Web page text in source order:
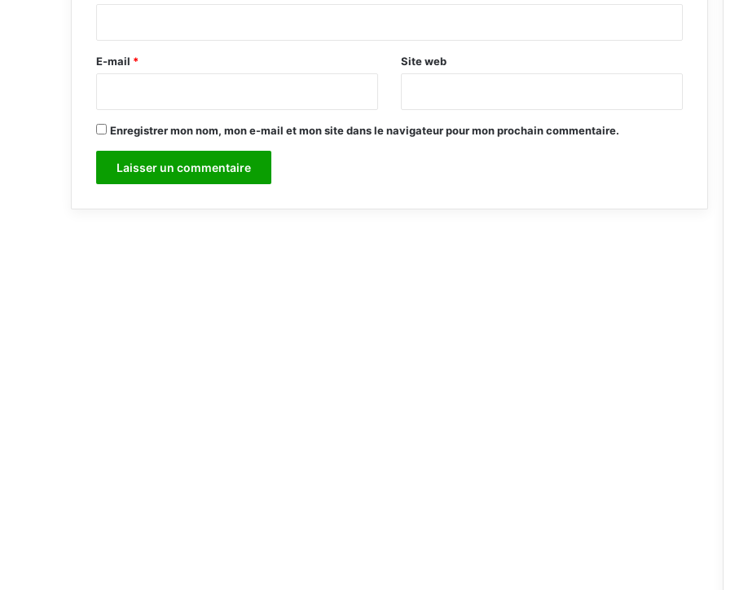
e
E-mail * Site web
Enregistrer mon nom, mon e-mail et mon site dans le navigateur pour mon prochain commentaire.